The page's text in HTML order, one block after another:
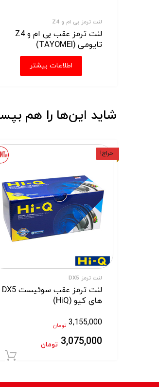
شاید این‌ها را هم
حراج!
لنت ترمز DX5
لنت ترمز عقب سوئیست DX5
های کیو (HiQ)
3,155,000 تومان
3,075,000 تومان
لنت ترمز بی ام و Z4
لنت ترمز عقب بی ام و Z4
تایومی (TAYOMEI)
اطلاعات بیشتر